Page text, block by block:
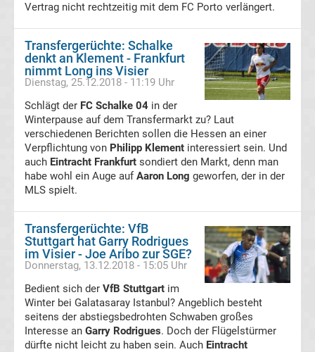
Berlin
Transfergerüchte
FSV
Mainz
Transfergerüchte
Alemannia
Aachen
Transfergerüchte
Vertrag nicht rechtzeitig mit dem FC Porto verlängert.
Transfergerüchte: Schalke
denkt an Klement - Frankfurt
nimmt Long ins Visier
Dienstag, 25.12.2018 - 11:19 Uhr
Schlägt der FC Schalke 04 in der
Winterpause auf dem Transfermarkt zu? Laut
verschiedenen Berichten sollen die Hessen an einer
Verpflichtung von Philipp Klement interessiert sein. Und
auch Eintracht Frankfurt sondiert den Markt, denn man
habe wohl ein Auge aufAaron Long geworfen, der in der
MLS spielt.
Transfergerüchte: VfB
Stuttgart hat Garry Rodrigues
im Visier - Joe Aribo zur SGE?
Donnerstag, 13.12.2018 - 15:05 Uhr
Bedient sich der VfB Stuttgart im
Winter bei Galatasaray Istanbul? Angeblich besteht
seitens der abstiegsbedrohten Schwaben großes
Interesse an Garry Rodrigues. Doch der Flügelstürmer
dürfte nicht leicht zu haben sein. Auch Eintracht